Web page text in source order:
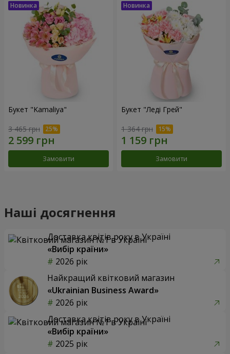
Букет "Kamaliya"
3 465 грн
Замовити
Букет "Леді Грей"
1 364 грн
Замовити
Наші досягнення
Доставка квітів року в Україні
«Вибір країни»
2026 рік
Найкращий квітковий магазин
«Ukrainian Business Award»
2026 рік
Доставка квітів року в Україні
«Вибір країни»
2025 рік